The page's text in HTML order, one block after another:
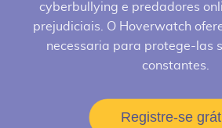
cyberbullying e predadores
prejudiciais. O Hoverwatch
necessaria para protege-las
constantes.
Registre-se